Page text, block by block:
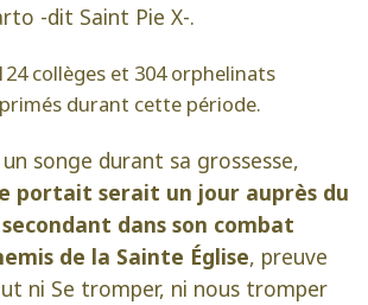
-dit Saint Pie X-.
collèges et 304 orphelinats
durant cette période.
songe durant sa grossesse,
portait serait un jour auprès du
dans son combat
de la Sainte Église, preuve
ni Se tromper, ni nous tromper